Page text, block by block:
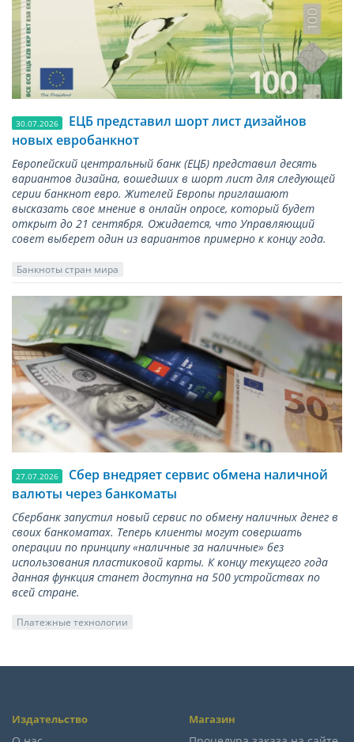
30.07.2026
ЕЦБ представил шорт лист дизайнов
новых евробанкнот
Европейский центральный банк (ЕЦБ) представил десять
вариантов дизайна, вошедших в шорт лист для следующей
серии банкнот евро. Жителей Европы приглашают
высказать свое мнение в онлайн опросе, который будет
открыт до 21 сентября. Ожидается, что Управляющий
совет выберет один из вариантов примерно к концу года.
Банкноты стран мира
27.07.2026
Сбер внедряет сервис обмена наличной
валюты через банкоматы
Сбербанк запустил новый сервис по обмену наличных денег в
своих банкоматах. Теперь клиенты могут совершать
операции по принципу «наличные за наличные» без
использования пластиковой карты. К концу текущего года
данная функция станет доступна на 500 устройствах по
всей стране.
Платежные технологии
Издательство Магазин